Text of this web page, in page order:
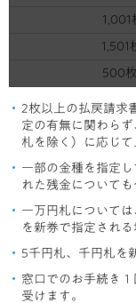
1,001
1,501
500
2枚以上の払戻請求
定の有無に関わら
札を除く）に応じて
一部の金種を指定
れた残金についても
一万円札について
を新券で指定され
5千円札、千円札を
窓口でのお手続き
受けます。